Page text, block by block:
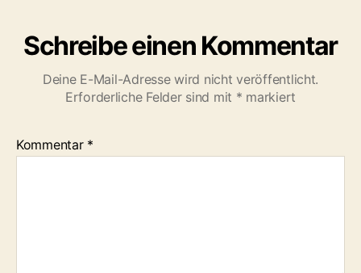
Schreibe einen Kommentar
Deine E-Mail-Adresse wird nicht veröffentlicht.
Erforderliche Felder sind mit * markiert
Kommentar *